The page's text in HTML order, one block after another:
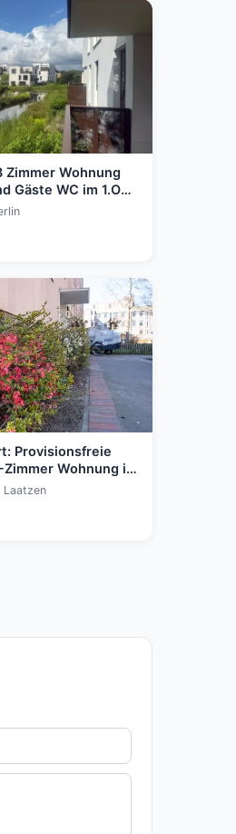
Zimmer Wohnung
Gäste WC im 1.OG
Fünf Morgen
Provisionsfreie
Wohnung in